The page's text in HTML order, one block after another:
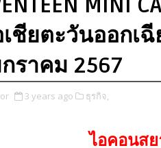
เชียตะวันออก
ราคม 2567
3 years ago ธุรกิจ,
ไอคอนส